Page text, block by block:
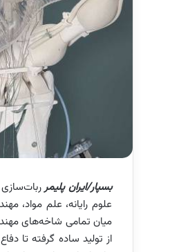
بسپار/ایران پلیمر
علوم رایانه، علم مواد،
میان تمامی شاخه‌های
از تولید ساده گرفته تا